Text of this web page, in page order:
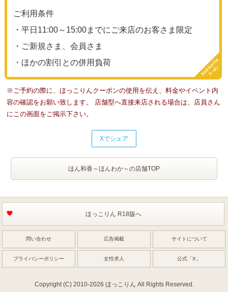
ご利用条件
・平日11:00～15:00までにご来店のお客さま限定
・ご新規さま、会員さま
・ほかの割引との併用負荷
※ご予約の際に、ほっこりんクーポンの使用を伝え、料金やイベント内
容の確認をお願い致します。 店舗型へ直接来店される場合は、店員さん
にこの画面をご掲示下さい。
Xでシェア
ほん和香～ほんわか～の店舗TOP
ほっこりん R18版へ
問い合わせ 広告掲載 サイトについて
プライバシーポリシー 女性求人 公式「X」
Copyright (C) 2010-2026 ほっこりん All Rights Reserved.